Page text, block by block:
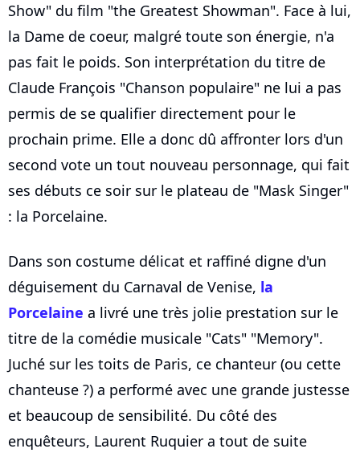
Show" du film "the Greatest Showman". Face à lui,
la Dame de coeur, malgré toute son énergie, n'a
pas fait le poids. Son interprétation du titre de
Claude François "Chanson populaire" ne lui a pas
permis de se qualifier directement pour le
prochain prime. Elle a donc dû affronter lors d'un
second vote un tout nouveau personnage, qui fait
ses débuts ce soir sur le plateau de "Mask Singer"
: la Porcelaine.
Dans son costume délicat et raffiné digne d'un
déguisement du Carnaval de Venise, la
Porcelaine a livré une très jolie prestation sur le
titre de la comédie musicale "Cats" "Memory".
Juché sur les toits de Paris, ce chanteur (ou cette
chanteuse ?) a performé avec une grande justesse
et beaucoup de sensibilité. Du côté des
enquêteurs, Laurent Ruquier a tout de suite